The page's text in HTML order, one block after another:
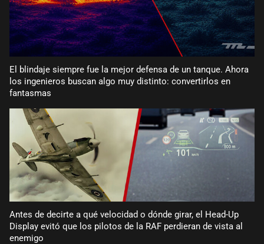
El blindaje siempre fue la mejor defensa de un tanque. Ahora
los ingenieros buscan algo muy distinto: convertirlos en
fantasmas
Antes de decirte a qué velocidad o dónde girar, el Head-Up
Display evitó que los pilotos de la RAF perdieran de vista al
enemigo